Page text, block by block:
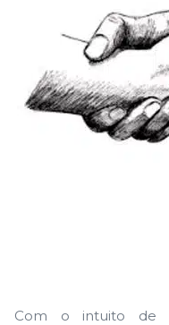
Com o intuito de